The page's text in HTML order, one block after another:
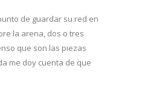
de guardar su red en
la arena, dos o tres
que son las piezas
me doy cuenta de que